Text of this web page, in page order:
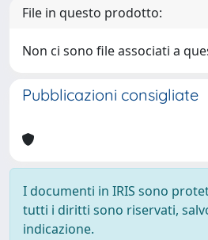
File in questo prodotto:
Non ci sono file associati a
Pubblicazioni consigliate
I documenti in IRIS sono
tutti i diritti sono riservati,
indicazione.